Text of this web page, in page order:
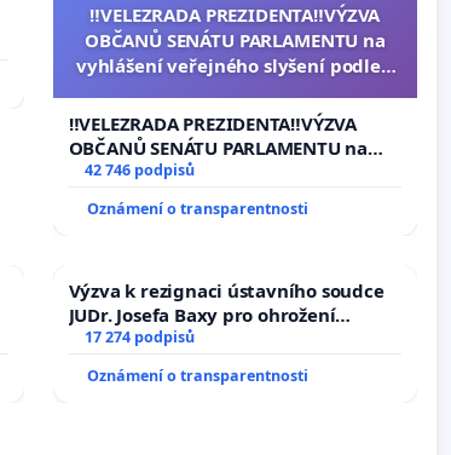
‼️VELEZRADA PREZIDENTA‼️VÝZVA
OBČANŮ SENÁTU PARLAMENTU na
vyhlášení veřejného slyšení podle §
návrhu na přijetí usnesení k podání
ústavní žaloby na prezidenta
republiky
‼️VELEZRADA PREZIDENTA‼️VÝZVA
OBČANŮ SENÁTU PARLAMENTU na
vyhlášení veřejného slyšení podle §
na přijetí usnesení k podání ústavní
42 746 podpisů
Oznámení o transparentnosti
Výzva k rezignaci ústavního soudce
JUDr. Josefa Baxy pro ohrožení
důvěry ve spravedlivý proces
17 274 podpisů
Oznámení o transparentnosti